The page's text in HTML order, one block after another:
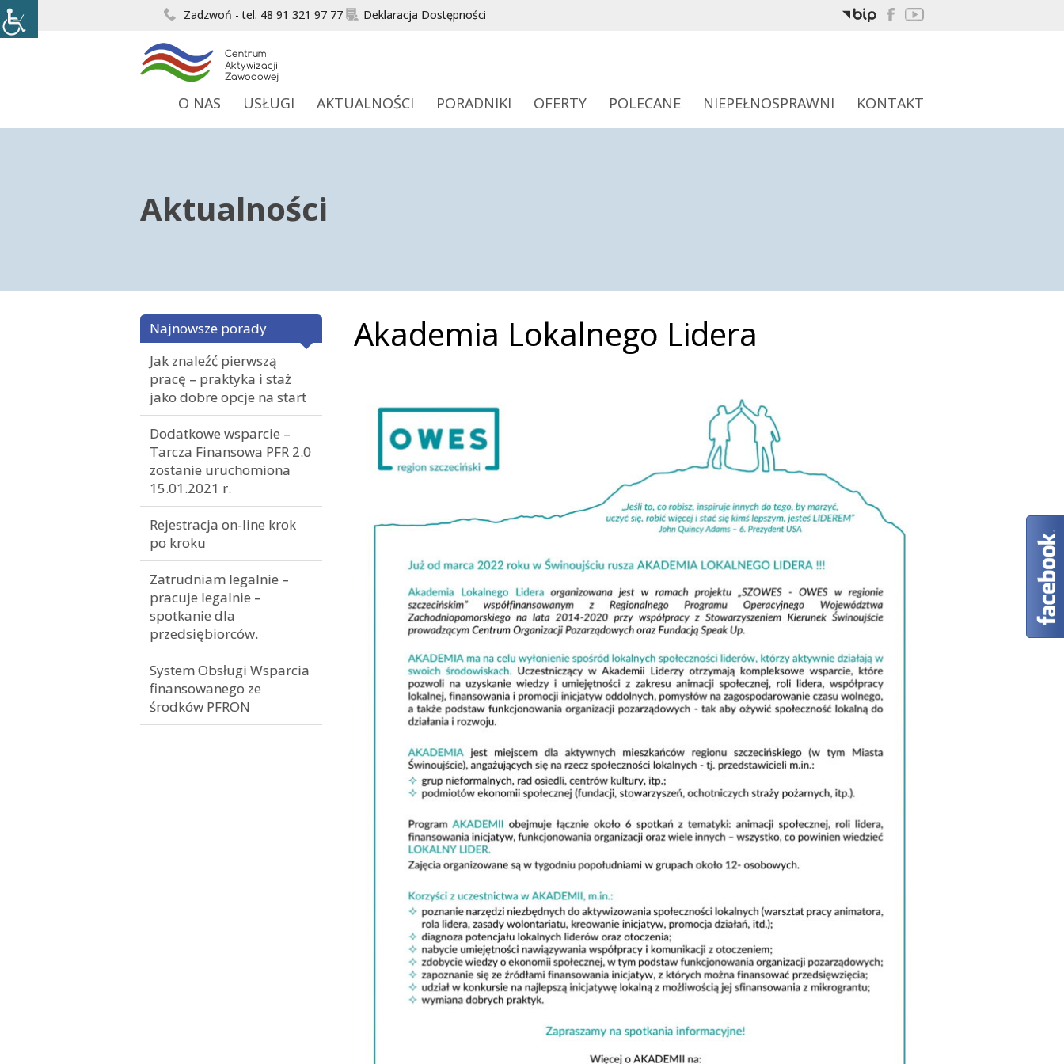
Zadzwoń - tel. 48 91 321 97 77 Deklaracja Dostępności
O NAS USŁUGI AKTUALNOŚCI PORADNIKI OFERTY POLECANE NIEPEŁNOSPRAWNI KONTAKT
Aktualności
Akademia Lokalnego Lidera
Najnowsze porady
Jak znaleźć pierwszą
pracę – praktyka i staż
jako dobre opcje na start
Dodatkowe wsparcie –
Tarcza Finansowa PFR 2.0
zostanie uruchomiona
15.01.2021 r.
Rejestracja on-line krok
po kroku
Zatrudniam legalnie –
pracuje legalnie –
spotkanie dla
przedsiębiorców.
System Obsługi Wsparcia
finansowanego ze
środków PFRON